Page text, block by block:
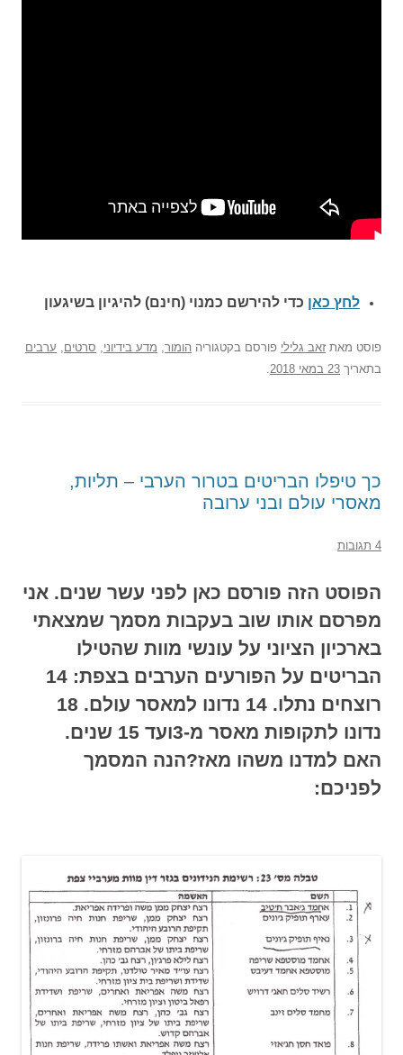
לחץ כאן כדי להירשם כמנוי (חינם) להיגיון בשיגעון
פוסט מאת זאב גלילי פורסם בקטגוריה הומור מדע בידיוני סרטים
ערבים
בתאריך 23 במאי 2018
כך טיפלו הבריטים בטרור הערבי – תליות,
מאסרי עולם ובני ערובה
4 תגובות
הפוסט הזה פורסם כאן לפני עשר שנים. אני
מפרסם אותו שוב בעקבות מסמך שמצאתי
בארכיון הציוני על עונשי מוות שהטילו
הבריטים על הפורעים הערבים בצפת: 14
רוצחים נתלו. 14 נדונו למאסר עולם. 18
נדונו לתקופות מאסר מ-3ועד 15 שנים.
האם למדנו משהו מאז?הנה המסמך
לפניכם: